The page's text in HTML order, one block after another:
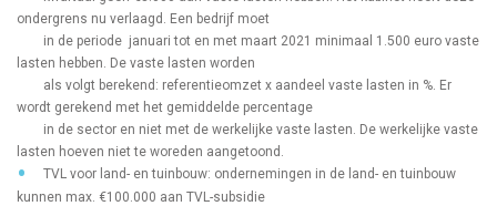
ondergrens nu verlaagd. Een bedrijf moet
in de periode januari tot en met maart 2021 minimaal 1.500 euro vaste
lasten hebben. De vaste lasten worden
als volgt berekend: referentieomzet x aandeel vaste lasten in %. Er
wordt gerekend met het gemiddelde percentage
in de sector en niet met de werkelijke vaste lasten. De werkelijke vaste
lasten hoeven niet te woreden aangetoond.
TVL voor land- en tuinbouw: ondernemingen in de land- en tuinbouw
kunnen max. €100.000 aan TVL-subsidie